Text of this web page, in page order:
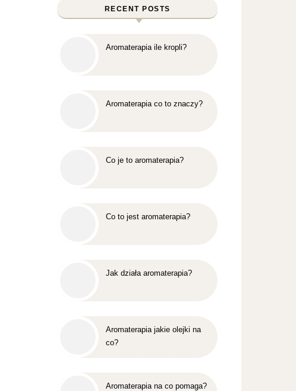
RECENT POSTS
Aromaterapia ile kropli?
Aromaterapia co to znaczy?
Co je to aromaterapia?
Co to jest aromaterapia?
Jak działa aromaterapia?
Aromaterapia jakie olejki na
co?
Aromaterapia na co pomaga?